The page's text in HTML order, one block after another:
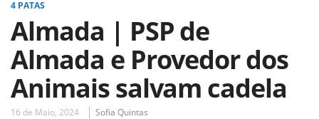
4 PATAS
Almada | PSP de
Almada e Provedor dos
Animais salvam cadela
16 de Maio, 2024 Sofia Quintas